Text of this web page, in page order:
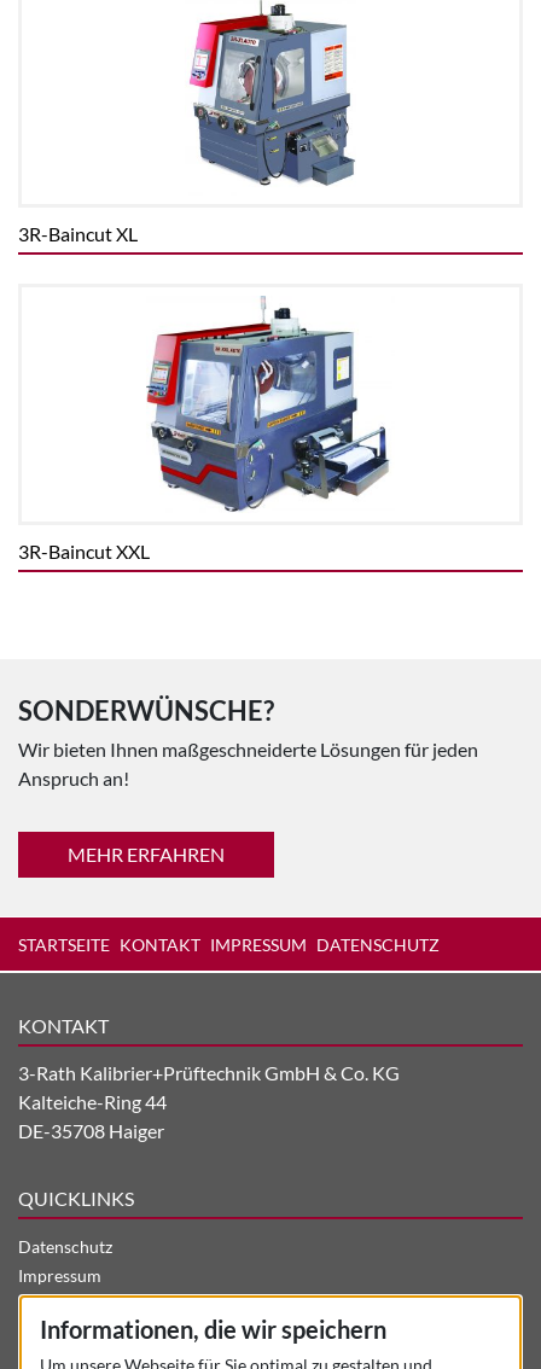
3R-Baincut XL
3R-Baincut XXL
SONDERWÜNSCHE?
Wir bieten Ihnen maßgeschneiderte Lösungen für jeden
Anspruch an!
MEHR ERFAHREN
STARTSEITE KONTAKT IMPRESSUM DATENSCHUTZ
KONTAKT
3-Rath Kalibrier+Prüftechnik GmbH & Co. KG
Kalteiche-Ring 44
DE-35708 Haiger
QUICKLINKS
Datenschutz
Impressum
Aktuelles
Stellenangebote
Unternehmen
Informationen, die wir speichern
Um unsere Webseite für Sie optimal zu gestalten und